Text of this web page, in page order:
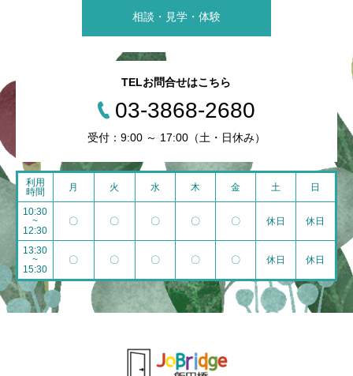
相談・見学・体験
TELお問合せはこちら
03-3868-2680
受付：9:00 ～ 17:00（土・日休み）
利用
時間
月 火 水 木 金 土 日
10:30
~
12:30
〇 〇 〇 〇 〇 休日 休日
13:30
~
15:30
〇 〇 〇 〇 〇 休日 休日